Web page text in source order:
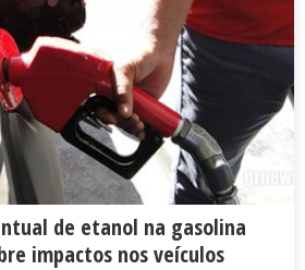
de etanol na gasolina
impactos nos veículos